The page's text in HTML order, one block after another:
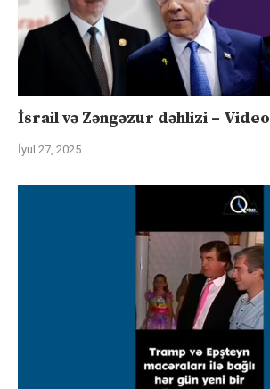
İsrail və Zəngəzur dəhlizi – Video
İyul 27, 2025